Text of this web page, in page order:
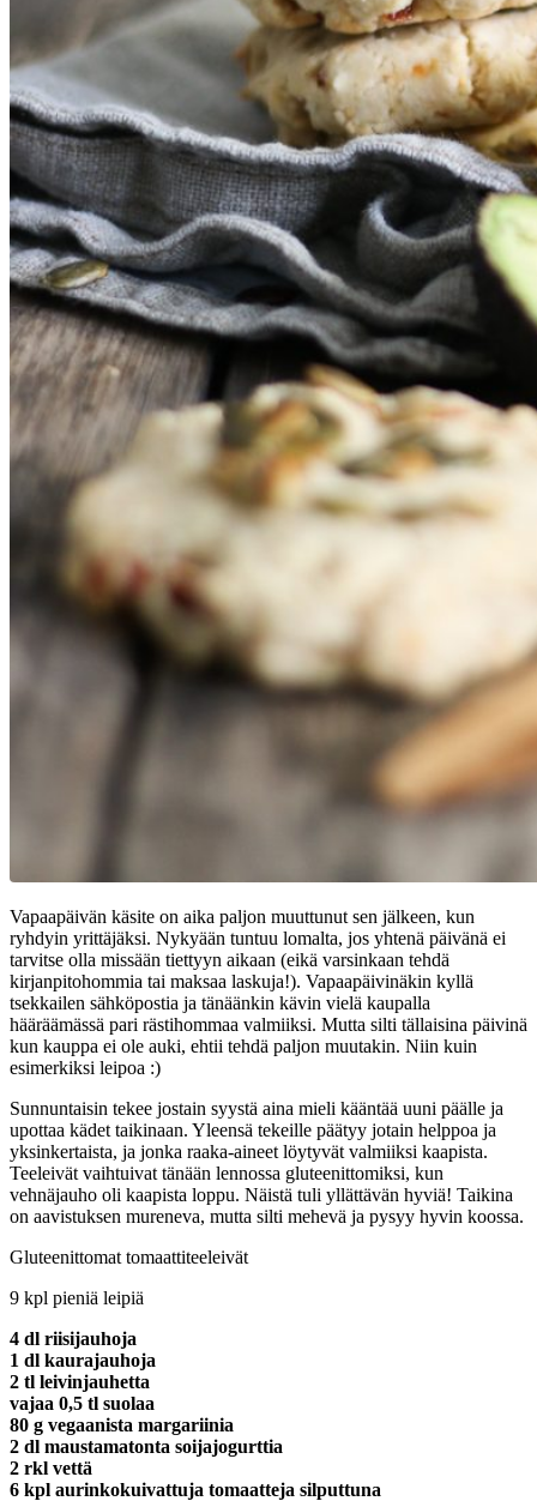
Vapaapäivän käsite on aika paljon muuttunut sen jälkeen, kun
ryhdyin yrittäjäksi. Nykyään tuntuu lomalta, jos yhtenä päivänä ei
tarvitse olla missään tiettyyn aikaan (eikä varsinkaan tehdä
kirjanpitohommia tai maksaa laskuja!). Vapaapäivinäkin kyllä
tsekkailen sähköpostia ja tänäänkin kävin vielä kaupalla
hääräämässä pari rästihommaa valmiiksi. Mutta silti tällaisina päivinä
kun kauppa ei ole auki, ehtii tehdä paljon muutakin. Niin kuin
esimerkiksi leipoa :)
Sunnuntaisin tekee jostain syystä aina mieli kääntää uuni päälle ja
upottaa kädet taikinaan. Yleensä tekeille päätyy jotain helppoa ja
yksinkertaista, ja jonka raaka-aineet löytyvät valmiiksi kaapista.
Teeleivät vaihtuivat tänään lennossa gluteenittomiksi, kun
vehnäjauho oli kaapista loppu. Näistä tuli yllättävän hyviä! Taikina
on aavistuksen mureneva, mutta silti mehevä ja pysyy hyvin koossa.
Gluteenittomat tomaattiteeleivät
9 kpl pieniä leipiä
4 dl riisijauhoja
1 dl kaurajauhoja
2 tl leivinjauhetta
vajaa 0,5 tl suolaa
80 g vegaanista margariinia
2 dl maustamatonta soijajogurttia
2 rkl vettä
6 kpl aurinkokuivattuja tomaatteja silputtuna